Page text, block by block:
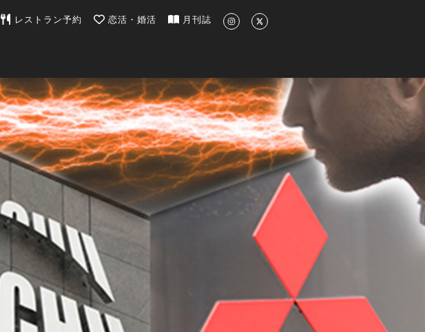
東京カレンダー | 最新のグルメ、洗練されたライフスタイル情報
レストラン予約 恋活・婚活 月刊誌